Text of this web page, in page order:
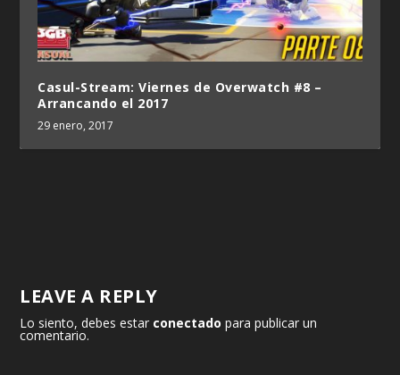
Casul-Stream: Viernes de Overwatch #8 –
Arrancando el 2017
29 enero, 2017
LEAVE A REPLY
Lo siento, debes estar conectado para publicar un
comentario.